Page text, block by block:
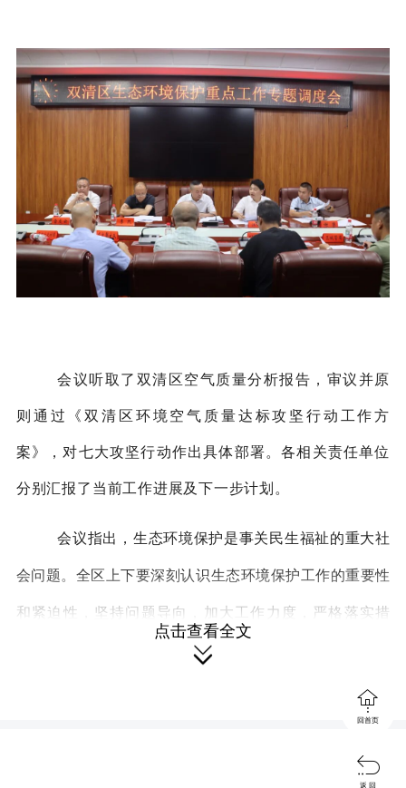
会议听取了双清区空气质量分析报告，审议并原
则通过《双清区环境空气质量达标攻坚行动工作方
案》，对七大攻坚行动作出具体部署。各相关责任单位
分别汇报了当前工作进展及下一步计划。
会议指出，生态环境保护是事关民生福祉的重大社
会问题。全区上下要深刻认识生态环境保护工作的重要性
和紧迫性，坚持问题导向，加大工作力度，严格落实措
施，全力补齐短板弱项，系统提升污染治理效能。要明确
时间节点与责任分工，逐项制定落实措施，扎实推进七大
会议要求，要建立健全网格化巡查监管体系 ，做好
点击查看全文


回首页

返 回